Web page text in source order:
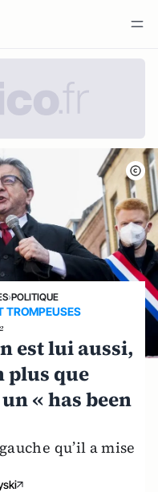
›POLITIQUE
TROMPEUSES
est lui aussi,
plus que
« has been
qu’il a mise